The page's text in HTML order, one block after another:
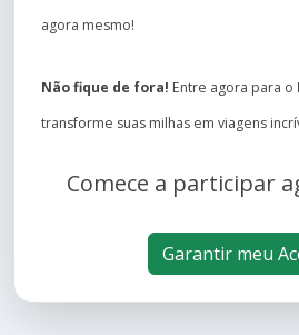
agora mesmo!
Não fique de fora! Entre agora para o
transforme suas milhas em viagens
Comece a participar
Garantir meu